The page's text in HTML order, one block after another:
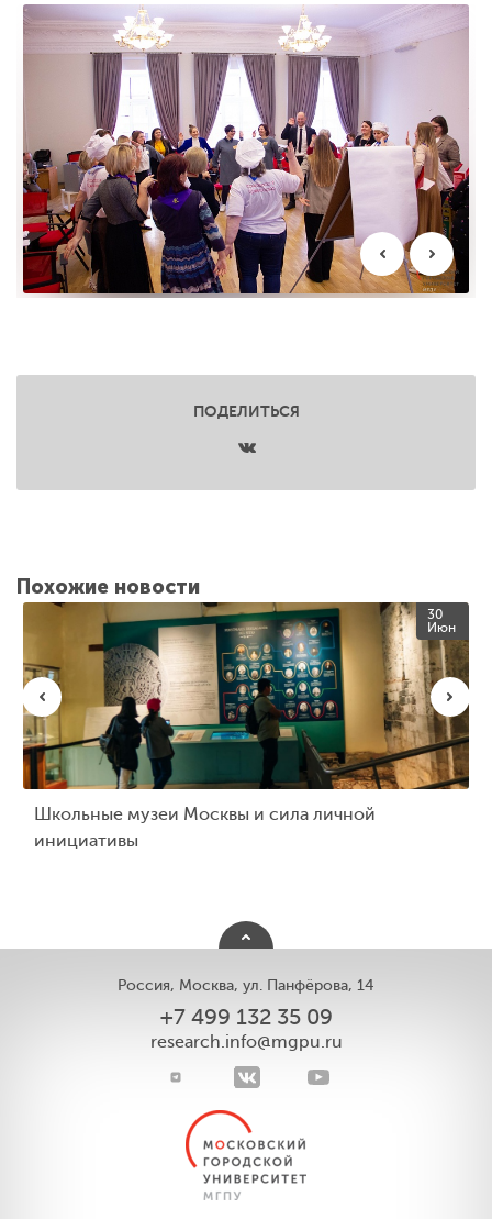
ПОДЕЛИТЬСЯ
Похожие новости
30
Июн
Школьные музеи Москвы и сила личной
инициативы
Россия, Москва, ул. Панфёрова, 14
+7 499 132 35 09
research.info@mgpu.ru